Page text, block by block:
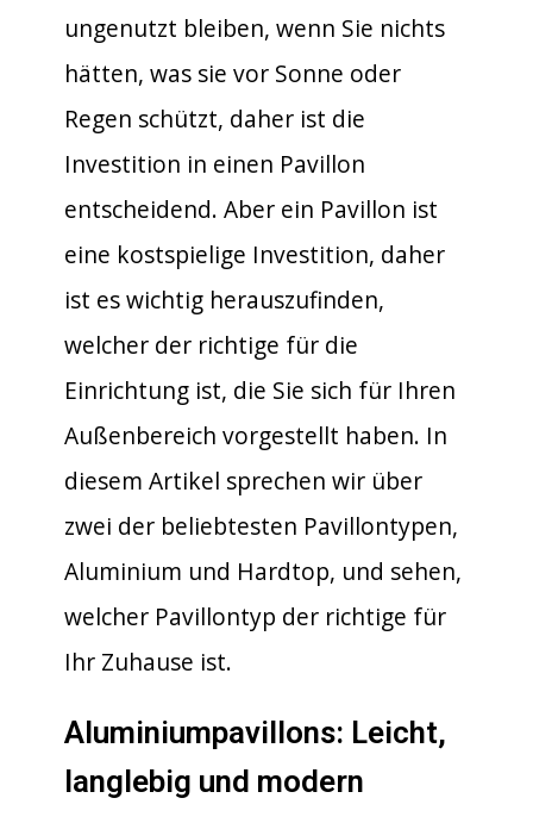
ungenutzt bleiben, wenn Sie nichts
hätten, was sie vor Sonne oder
Regen schützt, daher ist die
Investition in einen Pavillon
entscheidend. Aber ein Pavillon ist
eine kostspielige Investition, daher
ist es wichtig herauszufinden,
welcher der richtige für die
Einrichtung ist, die Sie sich für Ihren
Außenbereich vorgestellt haben. In
diesem Artikel sprechen wir über
zwei der beliebtesten Pavillontypen,
Aluminium und Hardtop, und sehen,
welcher Pavillontyp der richtige für
Ihr Zuhause ist.
Aluminiumpavillons: Leicht,
langlebig und modern